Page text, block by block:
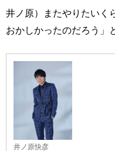
井ノ原）またやりたいく
おかしかったのだろう」
井ノ原快彦